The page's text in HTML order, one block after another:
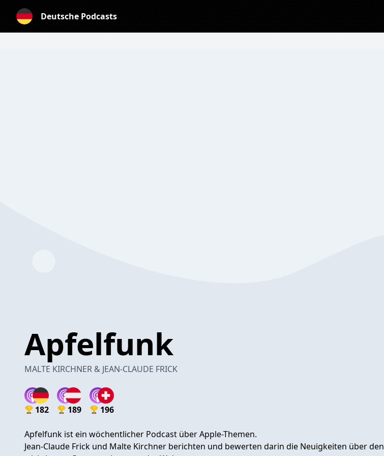
Deutsche Podcasts
Apfelfunk
MALTE KIRCHNER & JEAN-CLAUDE FRICK
182 189 196
Apfelfunk ist ein wöchentlicher Podcast über Apple-Themen.
Jean-Claude Frick und Malte Kirchner berichten und bewerten darin die Neuigkeiten über den